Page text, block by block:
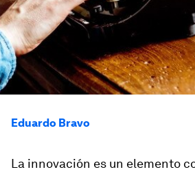
Eduardo Bravo
La innovación es un elemento